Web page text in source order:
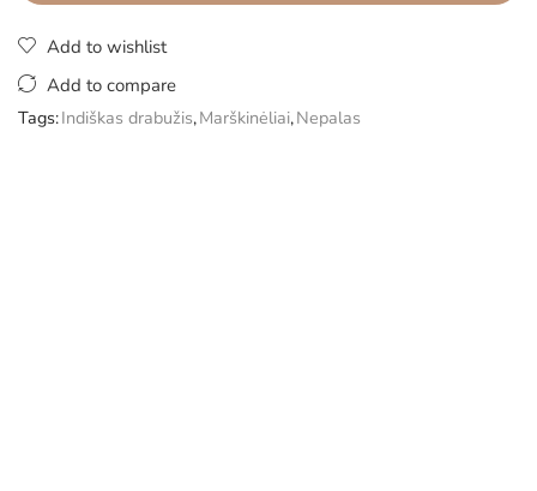
Add to wishlist
Add to compare
Tags:Indiškas drabužis,Marškinėliai,Nepalas